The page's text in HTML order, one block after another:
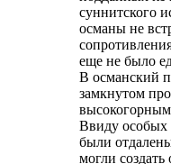
суннитского
османы не
еще не было
В османский
замкнутом
Ввиду особых
были
могли